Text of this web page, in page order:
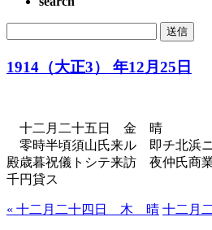
1914（大正3） 年12月25日
十二月二十五日 金 晴
零時半頃須山氏来ル 即チ北浜
殿歳暮祝儀トシテ来訪 夜仲氏商
千円貸ス
« 十二月二十四日 木 晴 十二月